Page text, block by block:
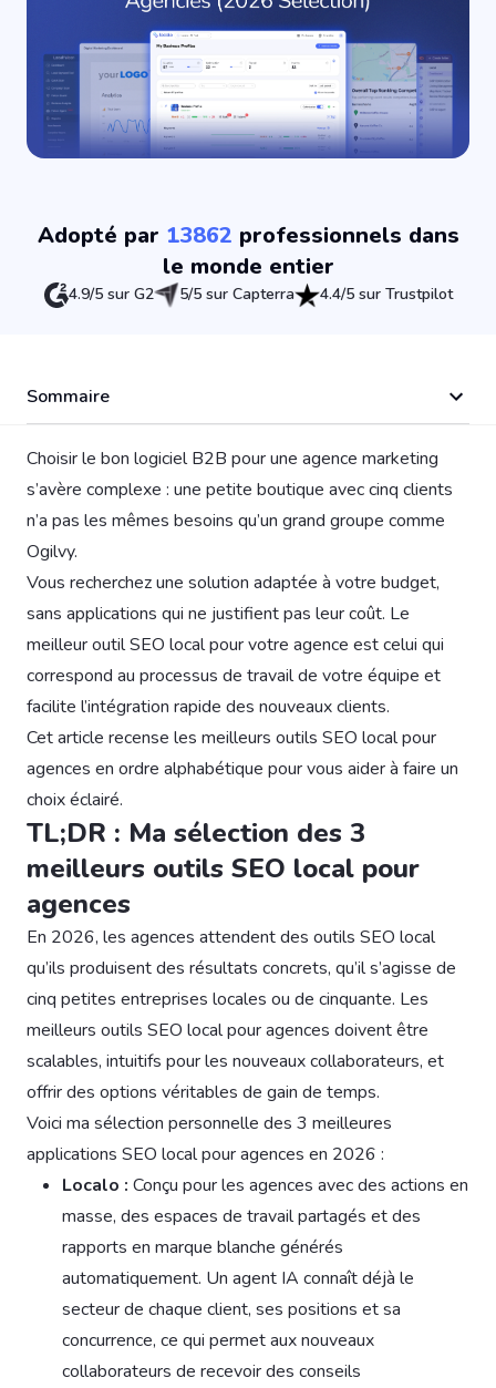
Adopté par 13862 professionnels dans
le monde entier
4.9/5 sur G2 5/5 sur Capterra 4.4/5 sur Trustpilot
Sommaire
Choisir le bon logiciel B2B pour une agence marketing
s’avère complexe : une petite boutique avec cinq clients
n’a pas les mêmes besoins qu’un grand groupe comme
Ogilvy.
Vous recherchez une solution adaptée à votre budget,
sans applications qui ne justifient pas leur coût. Le
meilleur outil SEO local pour votre agence est celui qui
correspond au processus de travail de votre équipe et
facilite l’intégration rapide des nouveaux clients.
Cet article recense les meilleurs outils SEO local pour
agences en ordre alphabétique pour vous aider à faire un
choix éclairé.
TL;DR : Ma sélection des 3
meilleurs outils SEO local pour
agences
En 2026, les agences attendent des outils SEO local
qu’ils produisent des résultats concrets, qu’il s’agisse de
cinq petites entreprises locales ou de cinquante. Les
meilleurs outils SEO local pour agences doivent être
scalables, intuitifs pour les nouveaux collaborateurs, et
offrir des options véritables de gain de temps.
Voici ma sélection personnelle des 3 meilleures
applications SEO local pour agences en 2026 :
Localo : Conçu pour les agences avec des actions en
masse, des espaces de travail partagés et des
rapports en marque blanche générés
automatiquement. Un agent IA connaît déjà le
secteur de chaque client, ses positions et sa
concurrence, ce qui permet aux nouveaux
collaborateurs de recevoir des conseils